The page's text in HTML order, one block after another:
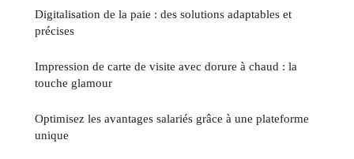
Digitalisation de la paie : des solutions adaptables et
précises
Impression de carte de visite avec dorure à chaud : la
touche glamour
Optimisez les avantages salariés grâce à une plateforme
unique